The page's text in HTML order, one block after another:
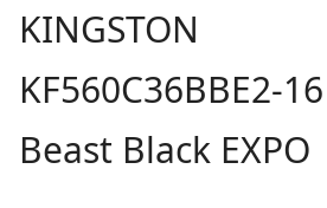
KINGSTON
KF560C36BBE2-
Beast Black EXPO